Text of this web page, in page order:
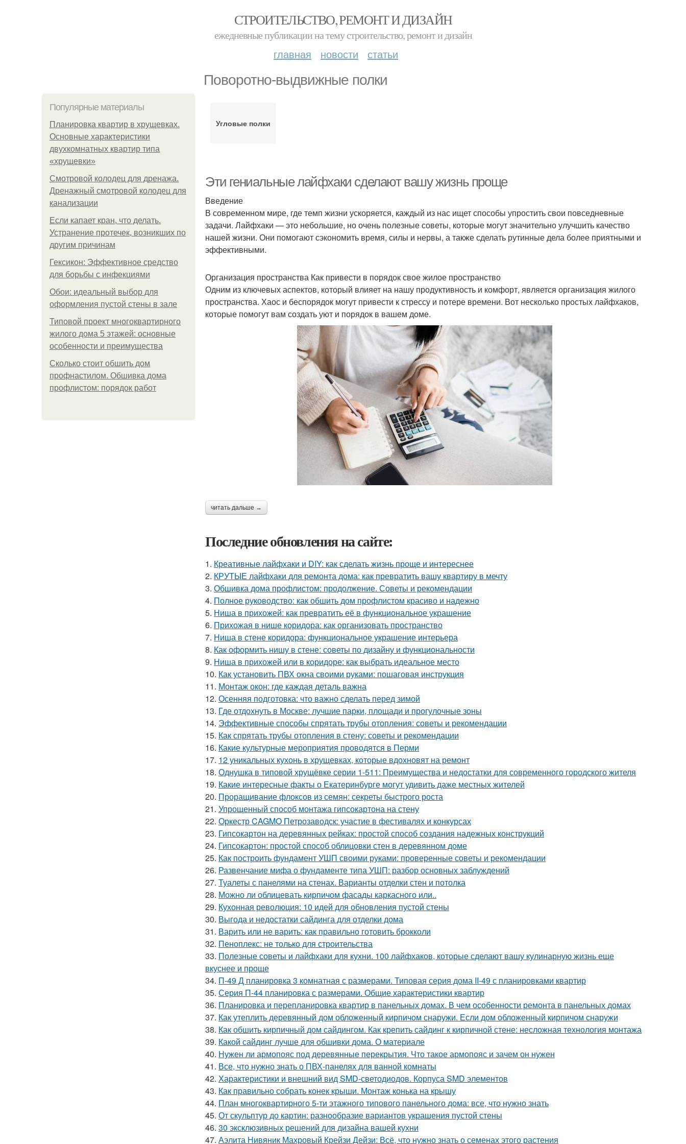
СТРОИТЕЛЬСТВО, РЕМОНТ И ДИЗАЙН
ежедневные публикации на тему строительство, ремонт и дизайн
главная новости статьи
Поворотно-выдвижные полки
Популярные материалы
Планировка квартир в хрущевках.
Основные характеристики
двухкомнатных квартир типа
«хрущевки»
Смотровой колодец для дренажа.
Дренажный смотровой колодец для
канализации
Если капает кран, что делать.
Устранение протечек, возникших по
другим причинам
Гексикон: Эффективное средство
для борьбы с инфекциями
Обои: идеальный выбор для
оформления пустой стены в зале
Типовой проект многоквартирного
жилого дома 5 этажей: основные
особенности и преимущества
Сколько стоит обшить дом
профнастилом. Обшивка дома
профлистом: порядок работ
Угловые полки
Эти гениальные лайфхаки сделают вашу жизнь проще
Введение
В современном мире, где темп жизни ускоряется, каждый из нас ищет способы упростить свои повседневные
задачи. Лайфхаки — это небольшие, но очень полезные советы, которые могут значительно улучшить качество
нашей жизни. Они помогают сэкономить время, силы и нервы, а также сделать рутинные дела более приятными и
эффективными.
Организация пространства Как привести в порядок свое жилое пространство
Одним из ключевых аспектов, который влияет на нашу продуктивность и комфорт, является организация жилого
пространства. Хаос и беспорядок могут привести к стрессу и потере времени. Вот несколько простых лайфхаков,
которые помогут вам создать уют и порядок в вашем доме.
читать дальше →
Последние обновления на сайте:
1. Креативные лайфхаки и DIY: как сделать жизнь проще и интереснее
2. КРУТЫЕ лайфхаки для ремонта дома: как превратить вашу квартиру в мечту
3. Обшивка дома профлистом: продолжение. Советы и рекомендации
4. Полное руководство: как обшить дом профлистом красиво и надежно
5. Ниша в прихожей: как превратить её в функциональное украшение
6. Прихожая в нише коридора: как организовать пространство
7. Ниша в стене коридора: функциональное украшение интерьера
8. Как оформить нишу в стене: советы по дизайну и функциональности
9. Ниша в прихожей или в коридоре: как выбрать идеальное место
10. Как установить ПВХ окна своими руками: пошаговая инструкция
11. Монтаж окон: где каждая деталь важна
12. Осенняя подготовка: что важно сделать перед зимой
13. Где отдохнуть в Москве: лучшие парки, площади и прогулочные зоны
14. Эффективные способы спрятать трубы отопления: советы и рекомендации
15. Как спрятать трубы отопления в стену: советы и рекомендации
16. Какие культурные мероприятия проводятся в Перми
17. 12 уникальных кухонь в хрущевках, которые вдохновят на ремонт
18. Однушка в типовой хрущёвке серии 1-511: Преимущества и недостатки для современного городского жителя
19. Какие интересные факты о Екатеринбурге могут удивить даже местных жителей
20. Проращивание флоксов из семян: секреты быстрого роста
21. Упрощенный способ монтажа гипсокартона на стену
22. Оркестр CAGMO Петрозаводск: участие в фестивалях и конкурсах
23. Гипсокартон на деревянных рейках: простой способ создания надежных конструкций
24. Гипсокартон: простой способ облицовки стен в деревянном доме
25. Как построить фундамент УШП своими руками: проверенные советы и рекомендации
26. Развенчание мифа о фундаменте типа УШП: разбор основных заблуждений
27. Туалеты с панелями на стенах. Варианты отделки стен и потолка
28. Можно ли облицевать кирпичом фасады каркасного или..
29. Кухонная революция: 10 идей для обновления пустой стены
30. Выгода и недостатки сайдинга для отделки дома
31. Варить или не варить: как правильно готовить брокколи
32. Пеноплекс: не только для строительства
33. Полезные советы и лайфхаки для кухни. 100 лайфхаков, которые сделают вашу кулинарную жизнь еще
вкуснее и проще
34. П-49 Д планировка 3 комнатная с размерами. Типовая серия дома II-49 с планировками квартир
35. Серия П-44 планировка с размерами. Общие характеристики квартир
36. Планировка и перепланировка квартир в панельных домах. В чем особенности ремонта в панельных домах
37. Как утеплить деревянный дом обложенный кирпичом снаружи. Если дом обложенный кирпичом снаружи
38. Как обшить кирпичный дом сайдингом. Как крепить сайдинг к кирпичной стене: несложная технология монтажа
39. Какой сайдинг лучше для обшивки дома. О материале
40. Нужен ли армопояс под деревянные перекрытия. Что такое армопояс и зачем он нужен
41. Все, что нужно знать о ПВХ-панелях для ванной комнаты
42. Характеристики и внешний вид SMD-светодиодов. Корпуса SMD элементов
43. Как правильно собрать конек крыши. Монтаж конька на крышу
44. План многоквартирного 5-ти этажного типового панельного дома: все, что нужно знать
45. От скульптур до картин: разнообразие вариантов украшения пустой стены
46. 30 эксклюзивных решений для дизайна вашей кухни
47. Аэлита Нивяник Махровый Крейзи Дейзи: Всё, что нужно знать о семенах этого растения